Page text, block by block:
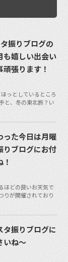
振りブログの
も嬉しい出会い
張ります！
っとしているところ
と、冬の東北旅？い
った今日は月曜
りブログにお付
ほどの良いお天気で
りが開催されており
タ振りブログに
いね〜